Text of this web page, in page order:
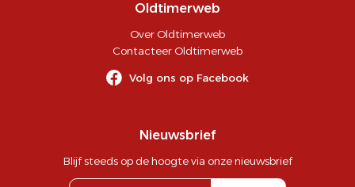
Oldtimerweb
Over Oldtimerweb
Contacteer Oldtimerweb
Volg ons op Facebook
Nieuwsbrief
Blijf steeds op de hoogte via onze nieuwsbrief